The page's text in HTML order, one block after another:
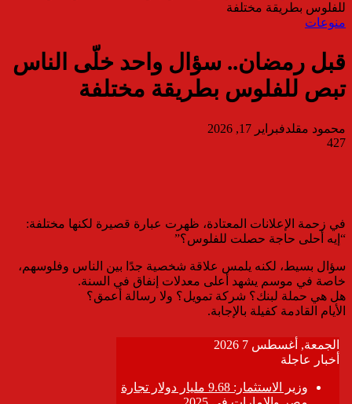
للفلوس بطريقة مختلفة
منوعات
قبل رمضان.. سؤال واحد خلّى الناس
تبص للفلوس بطريقة مختلفة
محمود مقلدفبراير 17, 2026
427
في زحمة الإعلانات المعتادة، ظهرت عبارة قصيرة لكنها مختلفة:
“إيه أحلى حاجة حصلت للفلوس؟”
سؤال بسيط، لكنه يلمس علاقة شخصية جدًا بين الناس وفلوسهم،
خاصة في موسم يشهد أعلى معدلات إنفاق في السنة.
هل هي حملة لبنك؟ شركة تمويل؟ ولا رسالة أعمق؟
الأيام القادمة كفيلة بالإجابة.